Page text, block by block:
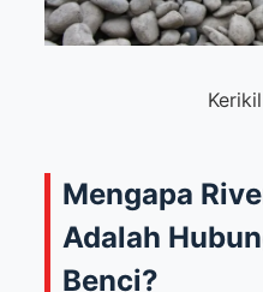
Mengapa
Adalah
Benci?